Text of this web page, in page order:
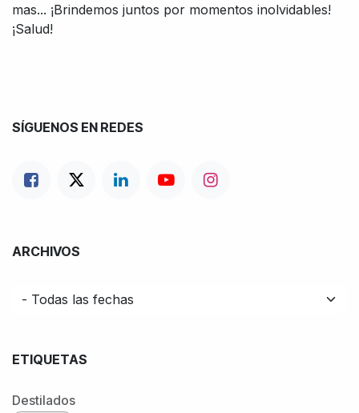
mas... ¡Brindemos juntos por momentos inolvidables!
¡Salud!
SÍGUENOS EN REDES
ARCHIVOS
ETIQUETAS
Destilados